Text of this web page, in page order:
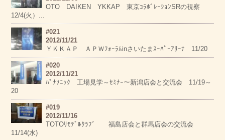
OTO DAIKEN YKKAP 東京ｺﾗﾎﾞﾚｰｼｮﾝSRの視察
12/4(火）...
#021
2012/11/21
ＹＫＫＡＰ ＡＰＷﾌｫｰﾗﾑinさいたまｽｰﾊﾟｰｱﾘｰﾅ 11/20
#020
2012/11/21
ﾊﾟﾅｿﾆｯｸ 工場見学～ｾﾐﾅｰ～新潟店会と交流会 11/19～
20
#019
2012/11/16
TOTOﾘﾓﾃﾞﾙｸﾗﾌﾞ 福島店会と群馬店会の交流会
11/14(水)